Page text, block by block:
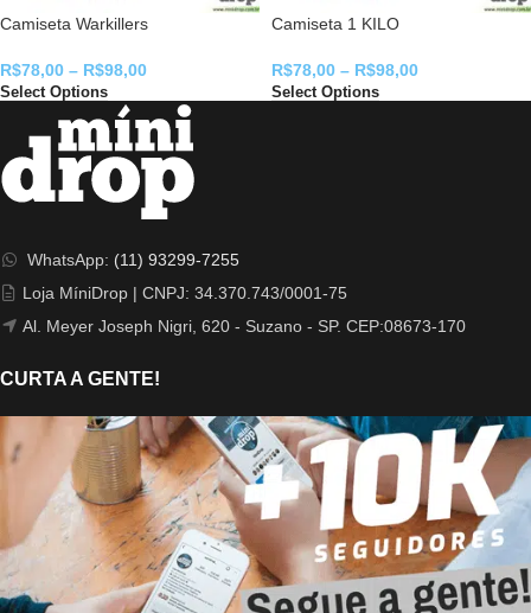
Camiseta Warkillers
R$78,00 – R$98,00
Select Options
Camiseta 1 KILO
R$78,00 – R$98,00
Select Options
WhatsApp: (11) 93299-7255
Loja MíniDrop | CNPJ: 34.370.743/0001-75
Al. Meyer Joseph Nigri, 620 - Suzano - SP. CEP:08673-170
CURTA A GENTE!